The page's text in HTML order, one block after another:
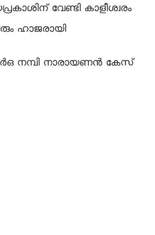
വേണ്ടി കാളീശ്വരം
ഹാജരായി
നാരായണൻ കേസ്